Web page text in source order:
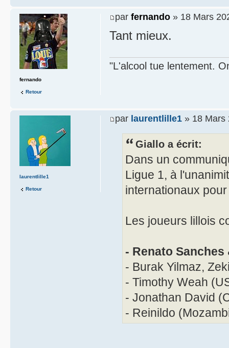
par fernando » 18 Mars
Tant mieux.
"L'alcool tue lentement.
fernando
Retour
par laurentlille1 » 18 Mars
Giallo a écrit:
Dans un
Ligue 1, à
internationaux
Les joueurs lillois
- Renato
- Burak Yilmaz,
- Timothy Weah
- Jonathan David
- Reinildo
laurentlille1
Retour